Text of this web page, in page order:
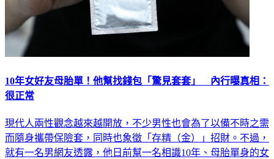
10年女好友母胎單！他幫找錢包「驚見套套」 內行曝真相：
很正常
現代人兩性觀念越來越開放，不少男性也會為了以備不時之需
而隨身攜帶保險套，同時也象徵「存精（金）」招財。不過，
就有一名男網友透露，他日前幫一名相識10年、母胎單身的女